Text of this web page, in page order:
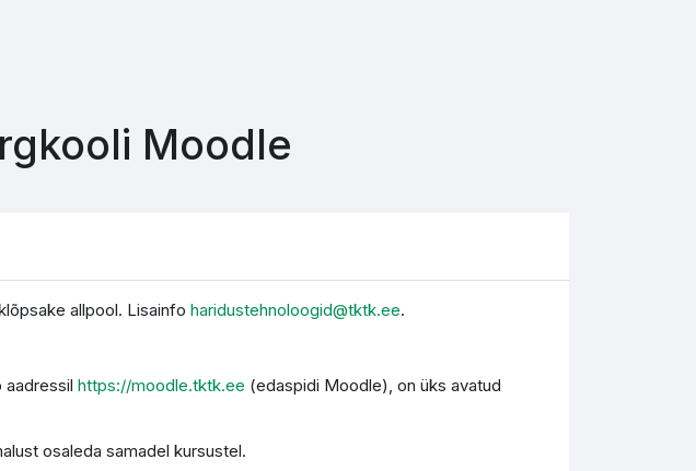
Moodle
allpool. Lisainfo haridustehnoloogid@tktk.ee.
aadressil https://moodle.tktk.ee (edaspidi Moodle), on üks avatud
osaleda samadel kursustel.